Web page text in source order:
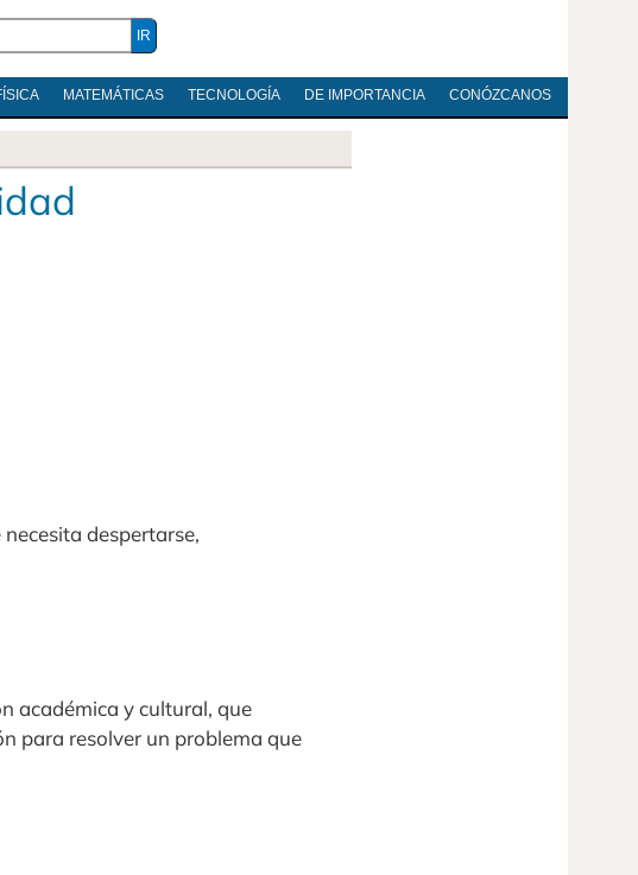
MATEMÁTICAS TECNOLOGÍA DE IMPORTANCIA CONÓZCANOS
despertarse,
académica y cultural, que
para resolver un problema que